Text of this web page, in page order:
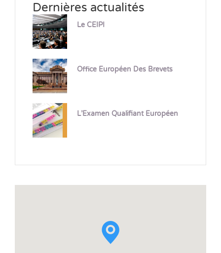
Dernières actualités
Le CEIPI
Office Européen Des Brevets
L’Examen Qualifiant Européen